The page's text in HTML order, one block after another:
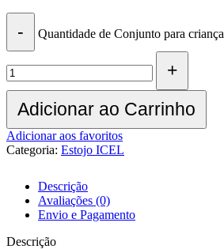
Quantidade de Conjunto para criança
Adicionar ao Carrinho
Adicionar aos favoritos
Categoria: Estojo ICEL
Descrição
Avaliações (0)
Envio e Pagamento
Descrição